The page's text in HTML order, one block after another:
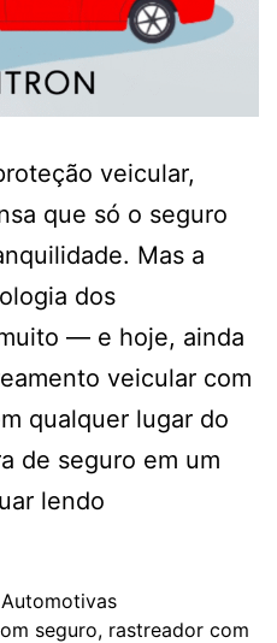
veicular,
que só o seguro
Mas a
dos
— e hoje, ainda
veicular com
qualquer lugar do
de seguro em um
lendo
seguro, rastreador com